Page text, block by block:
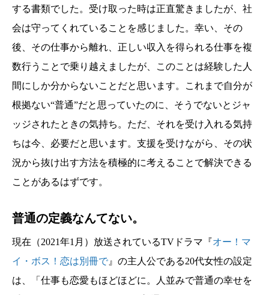
する書類でした。受け取った時は正直驚きましたが、社
会は守ってくれていることを感じました。幸い、その
後、その仕事から離れ、正しい収入を得られる仕事を複
数行うことで乗り越えましたが、このことは経験した人
間にしか分からないことだと思います。これまで自分が
根拠ない“普通”だと思っていたのに、そうでないとジャ
ッジされたときの気持ち。ただ、それを受け入れる気持
ちは今、必要だと思います。支援を受けながら、その状
況から抜け出す方法を積極的に考えることで解決できる
ことがあるはずです。
普通の定義なんてない。
現在（2021年1月）放送されているTVドラマ『オー！マ
イ・ボス！恋は別冊で』の主人公である20代女性の設定
は、「仕事も恋愛もほどほどに。人並みで普通の幸せを